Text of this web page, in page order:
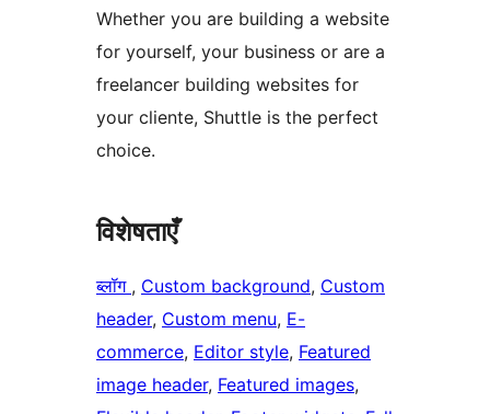
Whether you are building a website
for yourself, your business or are a
freelancer building websites for
your cliente, Shuttle is the perfect
choice.
विशेषताएँ
ब्लॉग , Custom background, Custom
header, Custom menu, E-
commerce, Editor style, Featured
image header, Featured images